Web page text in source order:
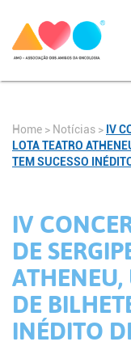
Home > Notícias > IV
LOTA TEATRO
TEM SUCESSO
IV
DE
ATHENEU,
DE
INÉDITO